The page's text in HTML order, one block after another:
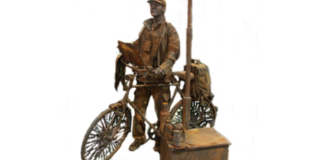
HEDENDAAGS IJZER/ROEST
099 Toerist